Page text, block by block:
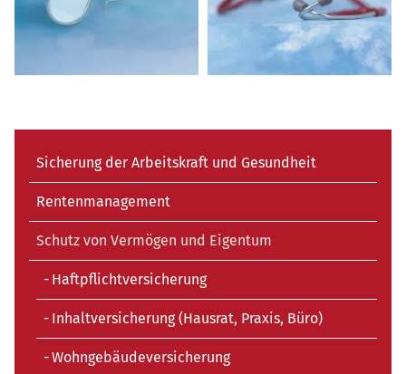
Navigation
überspringen
Sicherung der Arbeitskraft und Gesundheit
Rentenmanagement
Schutz von Vermögen und Eigentum
Haftpflichtversicherung
Inhaltversicherung (Hausrat, Praxis, Büro)
Wohngebäudeversicherung